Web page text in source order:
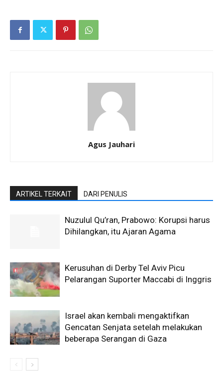
Agus Jauhari
ARTIKEL TERKAIT DARI PENULIS
Nuzulul Qu’ran, Prabowo: Korupsi harus
Dihilangkan, itu Ajaran Agama
Kerusuhan di Derby Tel Aviv Picu
Pelarangan Suporter Maccabi di Inggris
Israel akan kembali mengaktifkan
Gencatan Senjata setelah melakukan
beberapa Serangan di Gaza